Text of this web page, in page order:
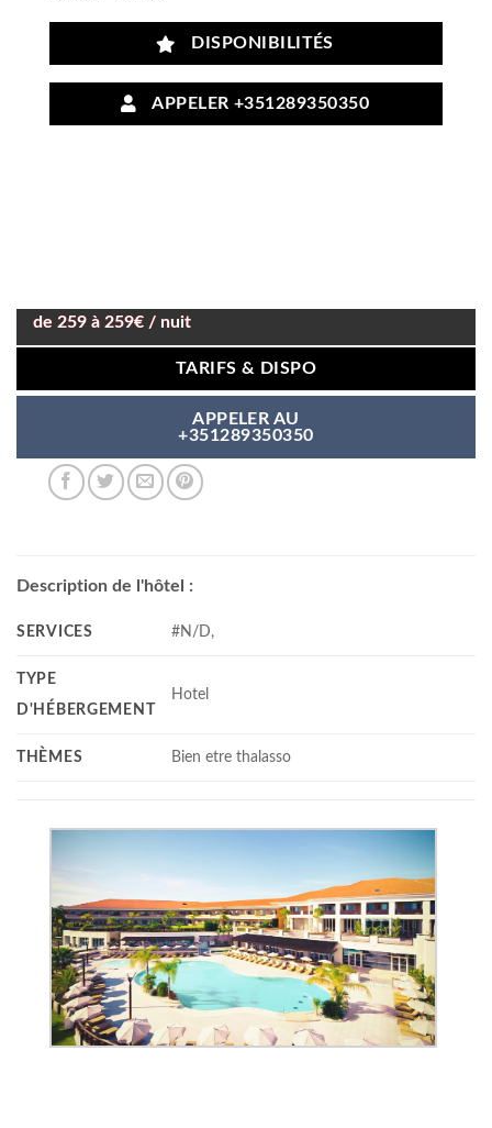
DISPONIBILITÉS
APPELER +351289350350
de 259 à 259€ / nuit
TARIFS & DISPO
APPELER AU
+351289350350
Description de l'hôtel :
SERVICES #N/D,
TYPE
D'HÉBERGEMENT
Hotel
THÈMES Bien etre thalasso